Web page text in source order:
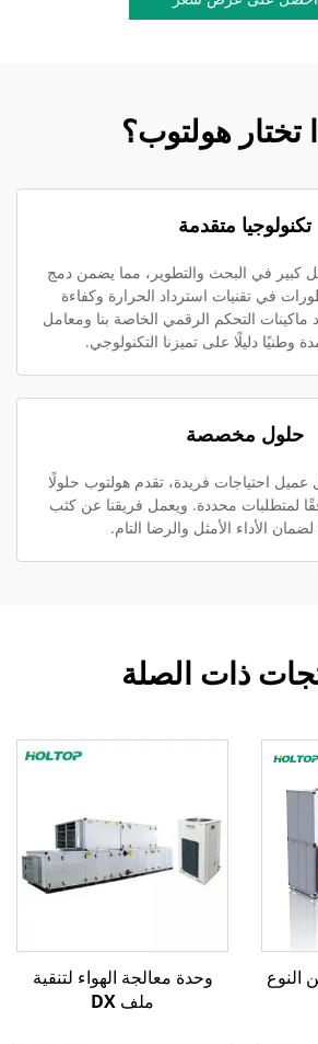
تختار هولتوب؟
تكنولوجيا متقدمة
كبير في البحث والتطوير، مما يضمن دمج
في تقنيات استرداد الحرارة وكفاءة
ماكينات التحكم الرقمي الخاصة بنا ومعامل
وطنيًا دليلًا على تميزنا التكنولوجي.
حلول مخصصة
عميل احتياجات فريدة، تقدم هولتوب حلولًا
محددة. ويعمل فريقنا عن كثب
لضمان الأداء الأمثل والرضا التام.
ذات الصلة
النوع
وحدة معالجة الهواء لتنقية
ملف DX